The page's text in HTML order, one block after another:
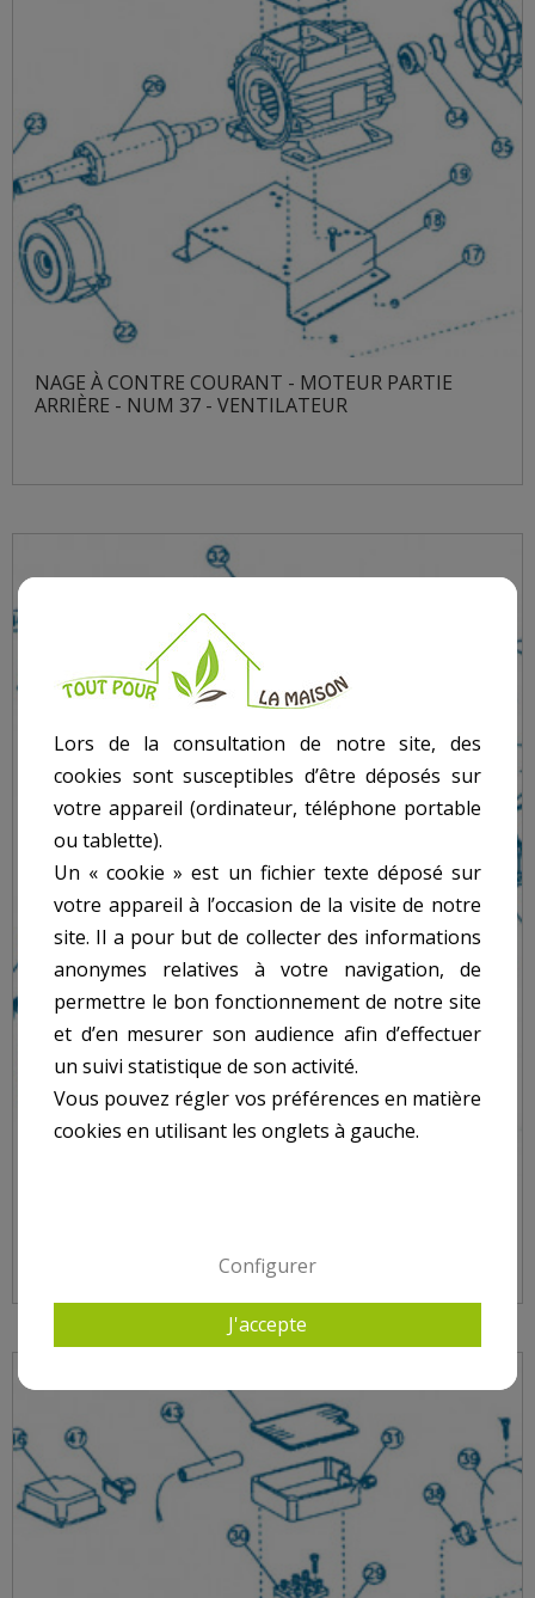
NAGE À CONTRE COURANT - MOTEUR PARTIE
ARRIÈRE - NUM 37 - VENTILATEUR
Lors de la consultation de notre site, des
cookies sont susceptibles d’être déposés sur
votre appareil (ordinateur, téléphone portable
ou tablette).
Un « cookie » est un fichier texte déposé sur
votre appareil à l’occasion de la visite de notre
site. Il a pour but de collecter des informations
anonymes relatives à votre navigation, de
permettre le bon fonctionnement de notre site
et d’en mesurer son audience afin d’effectuer
un suivi statistique de son activité.
Vous pouvez régler vos préférences en matière
cookies en utilisant les onglets à gauche.
Configurer
J'accepte